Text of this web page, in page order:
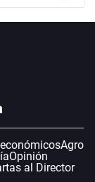
Agro
Opinión
al Director